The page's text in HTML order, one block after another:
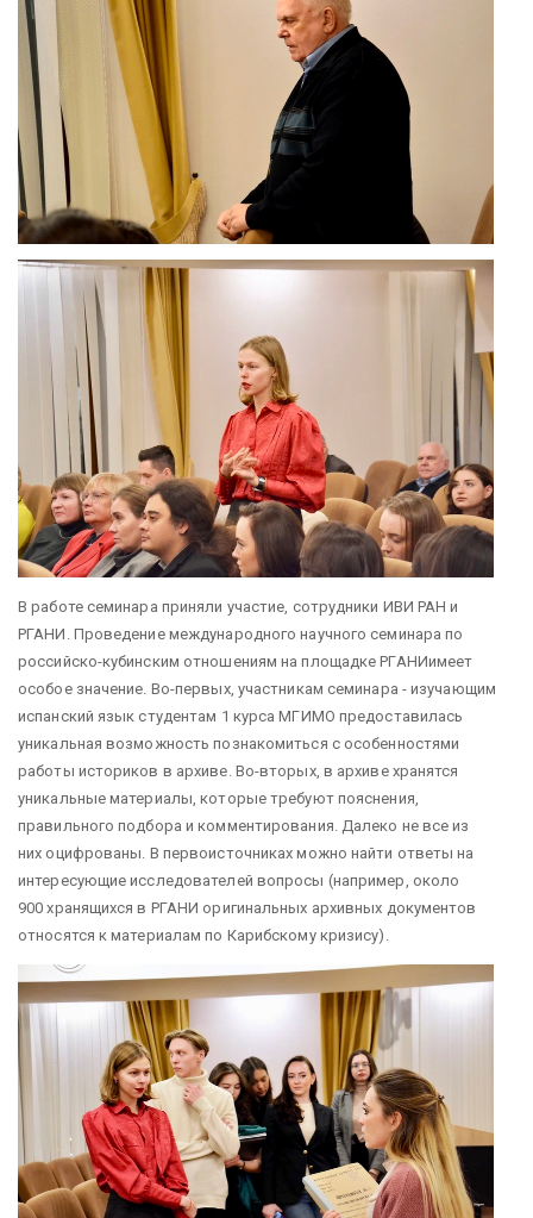
В работе семинара приняли участие, сотрудники ИВИ РАН и
РГАНИ. Проведение международного научного семинара по
российско-кубинским отношениям на площадкеРГАНИимеет
особое значение. Во-первых, участникам семинара - изучающим
испанский язык студентам 1 курса МГИМО предоставилась
уникальная возможность познакомиться с особенностями
работы историков в архиве. Во-вторых, в архиве хранятся
уникальные материалы, которые требуют пояснения,
правильного подбора и комментирования. Далеко не все из
них оцифрованы. В первоисточниках можно найти ответы на
интересующие исследователей вопросы (например, около
900 хранящихся в РГАНИ оригинальных архивных документов
относятся к материалам по Карибскому кризису).